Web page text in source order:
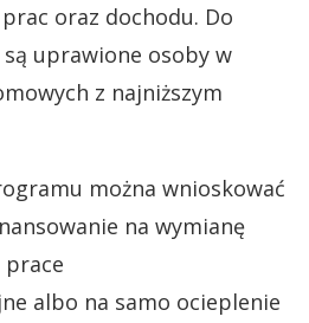
oraz dochodu. Do
są uprawione osoby w
z najniższym
można wnioskować
na wymianę
prace
albo na samo ocieplenie